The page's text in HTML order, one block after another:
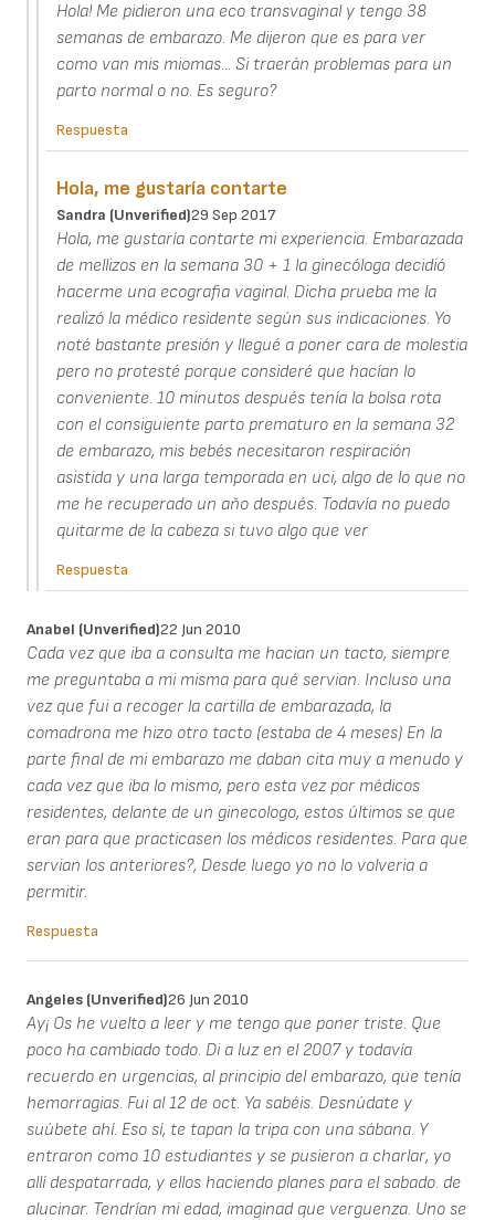
Hola! Me pidieron una eco transvaginal y tengo 38
semanas de embarazo. Me dijeron que es para ver
como van mis miomas... Si traerán problemas para un
parto normal o no. Es seguro?
Respuesta
Hola, me gustaría contarte
Sandra (unverified)29 Sep 2017
Hola, me gustaría contarte mi experiencia. Embarazada
de mellizos en la semana 30 + 1 la ginecóloga decidió
hacerme una ecografia vaginal. Dicha prueba me la
realizó la médico residente según sus indicaciones. Yo
noté bastante presión y llegué a poner cara de molestia
pero no protesté porque consideré que hacían lo
conveniente. 10 minutos después tenía la bolsa rota
con el consiguiente parto prematuro en la semana 32
de embarazo, mis bebés necesitaron respiración
asistida y una larga temporada en uci, algo de lo que no
me he recuperado un aňo después. Todavía no puedo
quitarme de la cabeza si tuvo algo que ver
Respuesta
Anabel (unverified)22 Jun 2010
Cada vez que iba a consulta me hacian un tacto, siempre
me preguntaba a mi misma para qué servian. Incluso una
vez que fui a recoger la cartilla de embarazada, la
comadrona me hizo otro tacto (estaba de 4 meses) En la
parte final de mi embarazo me daban cita muy a menudo y
cada vez que iba lo mismo, pero esta vez por médicos
residentes, delante de un ginecologo, estos últimos se que
eran para que practicasen los médicos residentes. Para que
servian los anteriores?, Desde luego yo no lo volveria a
permitir.
Respuesta
Angeles (unverified)26 Jun 2010
Ay¡ Os he vuelto a leer y me tengo que poner triste. Que
poco ha cambiado todo. Di a luz en el 2007 y todavía
recuerdo en urgencias, al principio del embarazo, que tenía
hemorragias. Fui al 12 de oct. Ya sabéis. Desnúdate y
suúbete ahí. Eso sí, te tapan la tripa con una sábana. Y
entraron como 10 estudiantes y se pusieron a charlar, yo
allí despatarrada, y ellos haciendo planes para el sabado. de
alucinar. Tendrían mi edad, imaginad que verguenza. Uno se